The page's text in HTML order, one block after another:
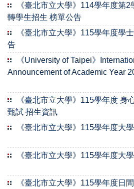
《臺北市立大學》114學年度第
轉學生招生 榜單公告
《臺北市立大學》115學年度學
告
《University of Taipei》
Announcement of Academic Year
《臺北市立大學》115學年度 身
甄試 招生資訊
《臺北市立大學》115學年度大
《臺北市立大學》115學年度大
《臺北市立大學》115學年度日